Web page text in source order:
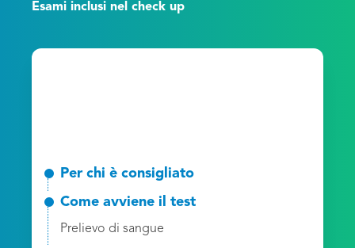
Esami inclusi nel check up
Per chi è consigliato
Come avviene il test
Prelievo di sangue